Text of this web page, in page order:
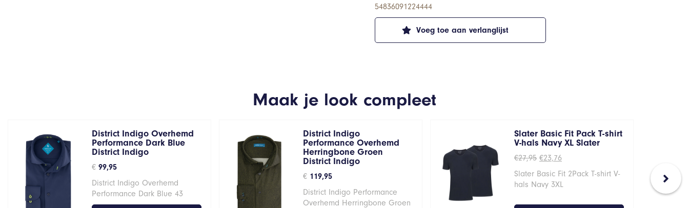
Voeg toe aan verlanglijst
54836091224444
Maak je look compleet
District Indigo Overhemd
Performance Dark Blue
District Indigo
€ 99,95
District Indigo Overhemd
Performance Dark Blue 43
District Indigo
Performance Overhemd
Herringbone Groen
District Indigo
€ 119,95
District Indigo Performance
Overhemd Herringbone Groen
Slater Basic Fit Pack T-shirt
V-hals Navy XL Slater
€27,95 Oorspronkelijke
was:
€27,95.
€23,76Huidige
is:
Slater Basic Fit 2Pack T-shirt V-
hals Navy 3XL